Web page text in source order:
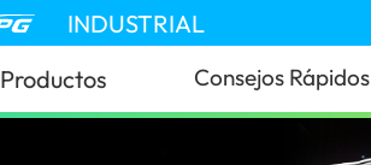
INDUSTRIAL
Productos
Consejos Rápidos